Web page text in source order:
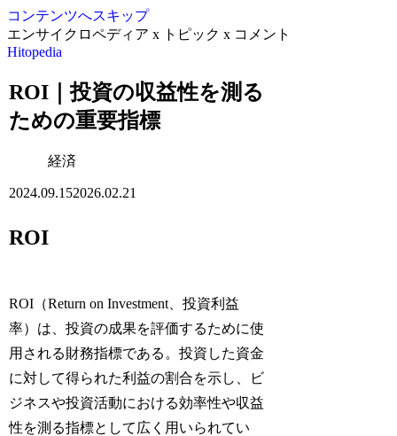
コンテンツへスキップ
エンサイクロペディア x トピック x コメント
Hitopedia
ROI｜投資の収益性を測る
ための重要指標
経済
2024.09.152026.02.21
ROI
ROI（Return on Investment、投資利益
率）は、投資の成果を評価するために使
用される財務指標である。投資した資金
に対して得られた利益の割合を示し、ビ
ジネスや投資活動における効率性や収益
性を測る指標として広く用いられてい